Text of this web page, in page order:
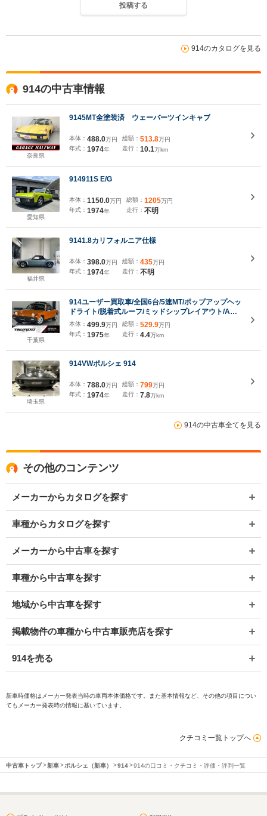
投稿する
914のカタログを見る
914の中古車情報
奈良県
9145MT全塗装済 ウェーバーツインキャブ
本体： 488.0万円
年式： 1974年
総額： 513.8万円
走行： 10.1万km
愛知県
914911S E/G
本体： 1150.0万円
年式： 1974年
総額： 1205万円
走行： 不明
福井県
9141.8カリフォルニア仕様
本体： 398.0万円
年式： 1974年
総額： 435万円
走行： 不明
千葉県
914ユーザー買取車/全国6台/5速MT/ポップアップヘッ
ドライト/脱着式ルーフ/ミッドシップレイアウト/AC
マニュアルエアコン/鑑定書あり/サイドマーカー/2.0ス
タビライザー
本体： 499.9万円
年式： 1975年
総額： 529.9万円
走行： 4.4万km
埼玉県
914VWポルシェ 914
本体： 788.0万円
年式： 1974年
総額： 799万円
走行： 7.8万km
914の中古車全てを見る
その他のコンテンツ
メーカーからカタログを探す
車種からカタログを探す
メーカーから中古車を探す
車種から中古車を探す
地域から中古車を探す
掲載物件の車種から中古車販売店を探す
914を売る
新車時価格はメーカー発表当時の車両本体価格です。また基本情報など、その他の項目につい
てもメーカー発表時の情報に基いています。
クチコミ一覧トップへ
中古車トップ 新車 ポルシェ（新車） 914 914の口コミ・クチコミ・評価・評判一覧